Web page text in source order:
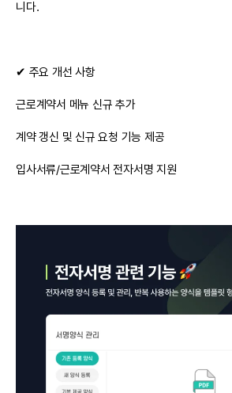
니다.
✔ 주요 개선 사항
근로계약서 메뉴 신규 추가
계약 갱신 및 신규 요청 기능 제공
입사서류/근로계약서 전자서명 지원